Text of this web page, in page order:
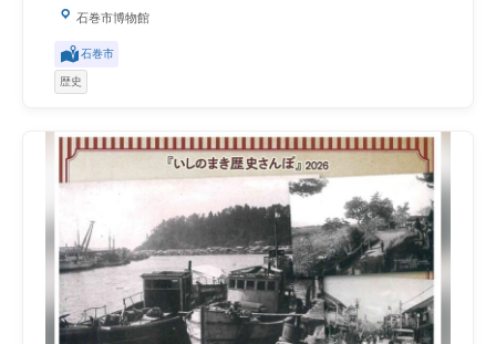
石巻市博物館
石巻市
歴史